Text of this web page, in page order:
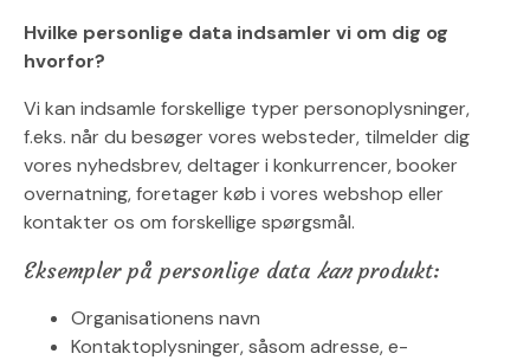
Hvilke personlige data indsamler vi om dig og
hvorfor?
Vi kan indsamle forskellige typer personoplysninger,
f.eks. når du besøger vores websteder, tilmelder dig
vores nyhedsbrev, deltager i konkurrencer, booker
overnatning, foretager køb i vores webshop eller
kontakter os om forskellige spørgsmål.
Eksempler på personlige data kanprodukt:
Organisationens navn
Kontaktoplysninger, såsom adresse, e-